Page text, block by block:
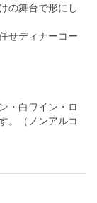
の舞台で形にし
せディナーコー
・白ワイン・ロ
。（ノンアルコ